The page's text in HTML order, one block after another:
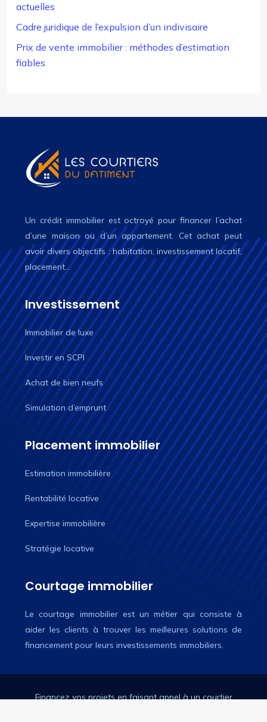
actuelles
Cadre juridique de l’expulsion d’un indivisaire
Prix de vente immobilier : méthodes d’estimation
fiables
Un crédit immobilier est octroyé pour financer l’achat
d’une maison ou d’un appartement. Cet achat peut
avoir divers objectifs : habitation, investissement locatif,
placement…
Investissement
Immobilier de luxe
Investir en SCPI
Achat de bien neufs
Simulation d’emprunt
Placement immobilier
Estimation immobilière
Rentabilité locative
Expertise immobilière
Stratégie locative
Courtage immobilier
Le courtage immobilier est un métier qui consiste à
aider les clients à trouver les meilleures solutions de
financement pour leurs investissements immobiliers.
Financez vos projets en faisant appel à un courtier